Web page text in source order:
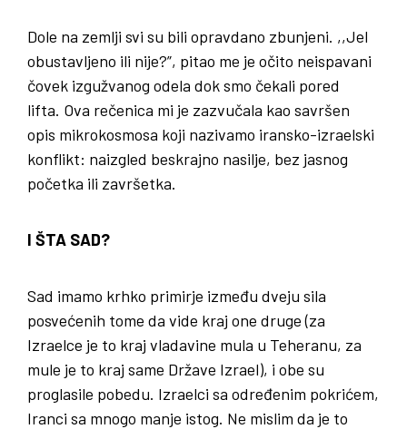
Dole na zemlji svi su bili opravdano zbunjeni. ,,Jel
obustavljeno ili nije?”, pitao me je očito neispavani
čovek izgužvanog odela dok smo čekali pored
lifta. Ova rečenica mi je zazvučala kao savršen
opis mikrokosmosa koji nazivamo iransko-izraelski
konflikt: naizgled beskrajno nasilje, bez jasnog
početka ili završetka.
I ŠTA SAD?
Sad imamo krhko primirje između dveju sila
posvećenih tome da vide kraj one druge (za
Izraelce je to kraj vladavine mula u Teheranu, za
mule je to kraj same Države Izrael), i obe su
proglasile pobedu. Izraelci sa određenim pokrićem,
Iranci sa mnogo manje istog. Ne mislim da je to